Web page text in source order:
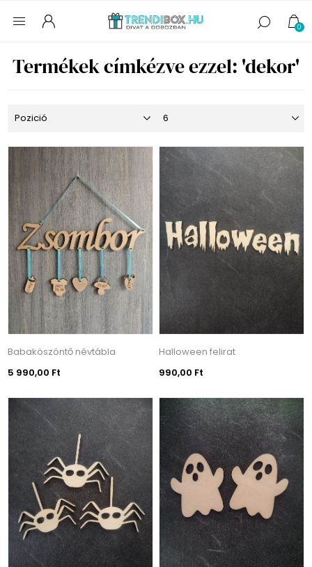
0
Termékek címkézve ezzel: 'dekor'
Babaköszöntő névtábla
5 990,00 Ft
Halloween felirat
990,00 Ft